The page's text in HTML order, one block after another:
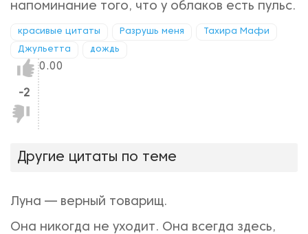
напоминание того, что у облаков есть пульс.
красивые цитаты Разрушь меня Тахира Мафи
Джульетта дождь
Нравится!
-2
Не
нравится!
0.00
Другие цитаты по теме
Луна — верный товарищ.
Она никогда не уходит. Она всегда здесь,